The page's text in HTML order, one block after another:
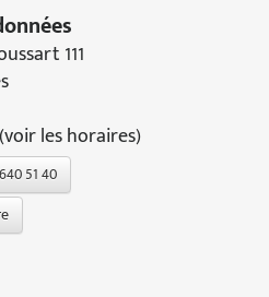
111
(voir les horaires)
51 40